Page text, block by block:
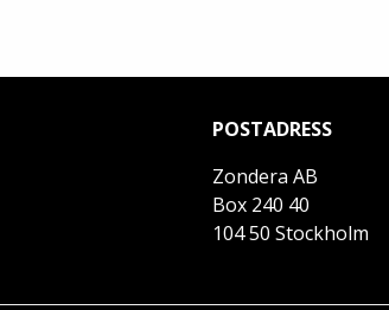
POSTADRESS
Zondera AB
Box 240 40
104 50 Stockholm